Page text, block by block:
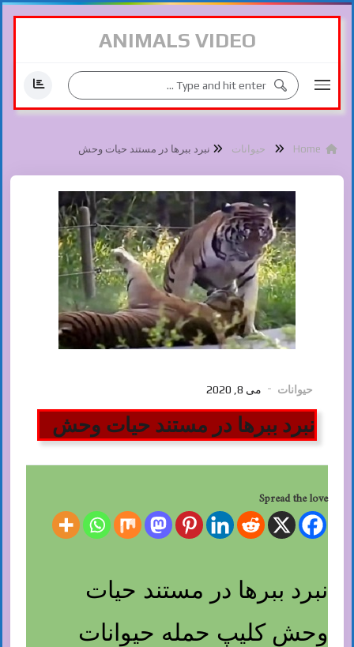
ANIMALS VIDEO
حیوانات نبرد ببرها در مستند حیات وحش
حیوانات می 8, 2020
نبرد ببرها در مستند حیات وحش
Spread the love
نبرد ببرها در مستند حیات
وحش کلیپ حمله حیوانات